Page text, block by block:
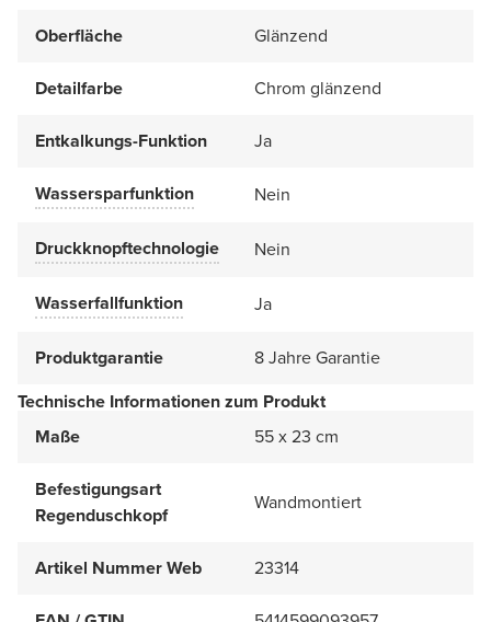
Oberfläche Glänzend
Detailfarbe Chrom glänzend
Entkalkungs-Funktion Ja
Wassersparfunktion Nein
Druckknopftechnologie Nein
Wasserfallfunktion Ja
Produktgarantie
8 Jahre Garantie
Technische Informationen zum Produkt
Maße
55 x 23 cm
Befestigungsart
Regenduschkopf
Wandmontiert
Artikel Nummer Web 23314